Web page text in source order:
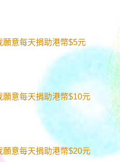
願意每天捐助港幣$5元
願意每天捐助港幣$10元
願意每天捐助港幣$20元